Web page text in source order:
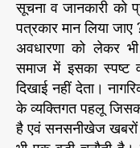
सूचना व जानकारी को
पत्रकार मान लिया
अवधारणा को लेकर भी
समाज में इसका स्पष्ट
दिखाई नहीं देता।
के व्यक्तिगत पहलू
है एवं सनसनीखेज खबरों